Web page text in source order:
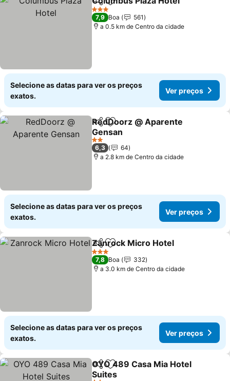
PartilharAdicionar aos favoritos
3 Estrelas
7,9 Boa
561
a 0.5 km de Centro da cidade
Selecione as datas para ver os preços
exatos.
Ver preços
PartilharAdicionar aos favoritos
RedDoorz @ Aparente
Gensan
2 Estrelas
6,3
64
a 2.8 km de Centro da cidade
Selecione as datas para ver os preços
exatos.
Ver preços
PartilharAdicionar aos favoritos
Zanrock Micro Hotel
3 Estrelas
7,8 Boa
332
a 3.0 km de Centro da cidade
Selecione as datas para ver os preços
exatos.
Ver preços
PartilharAdicionar aos favoritos
OYO 489 Casa Mia Hotel
Suites